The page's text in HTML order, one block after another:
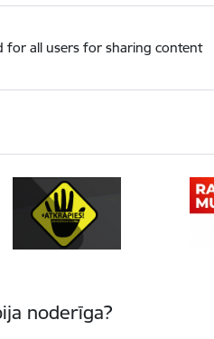
for all users for sharing content
noderīga?